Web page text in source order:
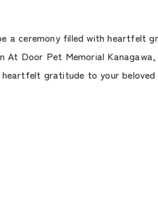
a ceremony filled with
Door Pet Memorial
gratitude to your